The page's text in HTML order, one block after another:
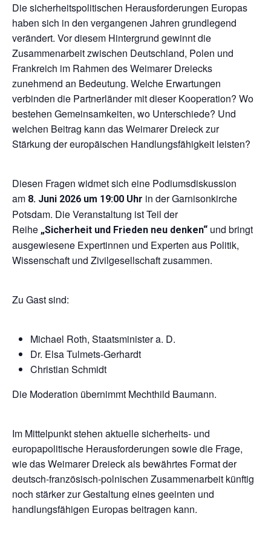
Die sicherheitspolitischen Herausforderungen Europas
haben sich in den vergangenen Jahren grundlegend
verändert. Vor diesem Hintergrund gewinnt die
Zusammenarbeit zwischen Deutschland, Polen und
Frankreich im Rahmen des Weimarer Dreiecks
zunehmend an Bedeutung. Welche Erwartungen
verbinden die Partnerländer mit dieser Kooperation? Wo
bestehen Gemeinsamkeiten, wo Unterschiede? Und
welchen Beitrag kann das Weimarer Dreieck zur
Stärkung der europäischen Handlungsfähigkeit leisten?
Diesen Fragen widmet sich eine Podiumsdiskussion
am 8. Juni 2026 um 19:00 Uhr in der Garnisonkirche
Potsdam. Die Veranstaltung ist Teil der
Reihe „Sicherheit und Frieden neu denken“ und bringt
ausgewiesene Expertinnen und Experten aus Politik,
Wissenschaft und Zivilgesellschaft zusammen.
Zu Gast sind:
Michael Roth, Staatsminister a. D.
Dr. Elsa Tulmets-Gerhardt
Christian Schmidt
Die Moderation übernimmt Mechthild Baumann.
Im Mittelpunkt stehen aktuelle sicherheits- und
europapolitische Herausforderungen sowie die Frage,
wie das Weimarer Dreieck als bewährtes Format der
deutsch-französisch-polnischen Zusammenarbeit künftig
noch stärker zur Gestaltung eines geeinten und
handlungsfähigen Europas beitragen kann.